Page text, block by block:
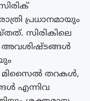
പ്രധാനമായും
സിരികിലെ
അവശിഷ്ടങ്ങൾ
മിസൈൽ തറകൾ,
എന്നിവ